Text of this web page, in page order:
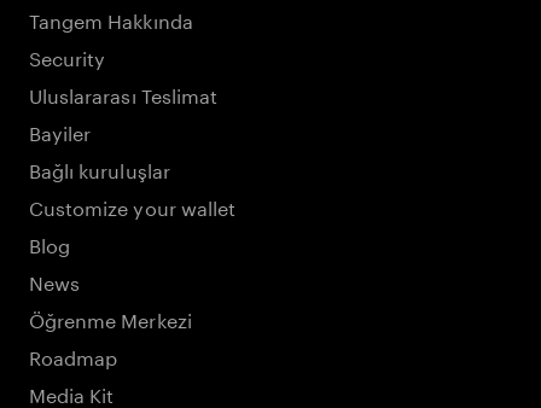
Tangem Hakkında
Security
Uluslararası Teslimat
Bayiler
Bağlı kuruluşlar
Customize your wallet
Blog
News
Öğrenme Merkezi
Roadmap
Media Kit